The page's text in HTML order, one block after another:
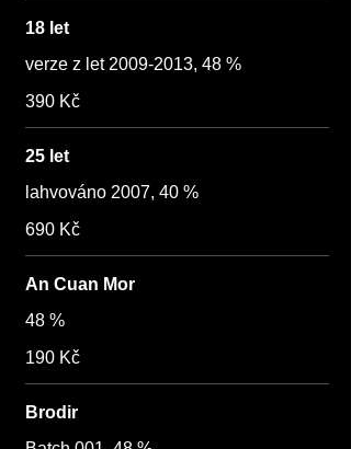
18 let
verze z let 2009-2013, 48 %
390 Kč
25 let
lahvováno 2007, 40 %
690 Kč
An Cuan Mor
48 %
190 Kč
Brodir